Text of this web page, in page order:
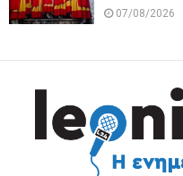
07/08/2026